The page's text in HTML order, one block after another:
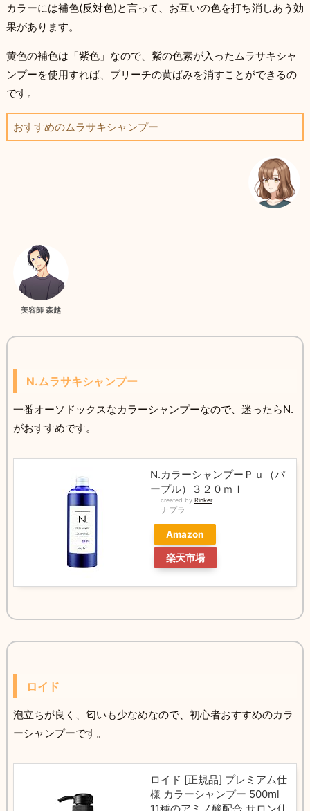
カラーには補色(反対色)と言って、お互いの色を打ち消しあう効
果があります。
黄色の補色は「紫色」なので、紫の色素が入ったムラサキシャ
ンプーを使用すれば、ブリーチの黄ばみを消すことができるの
です。
おすすめのムラサキシャンプー
美容師 森越
N.ムラサキシャンプー
一番オーソドックスなカラーシャンプーなので、迷ったらN.
がおすすめです。
N.カラーシャンプーＰｕ（パ
ープル）３２０ｍｌ
created by Rinker
ナプラ
Amazon
楽天市場
ロイド
泡立ちが良く、匂いも少なめなので、初心者おすすめのカラ
ーシャンプーです。
ロイド [正規品] プレミアム仕
様 カラーシャンプー 500ml
11種のアミノ酸配合 サロン仕